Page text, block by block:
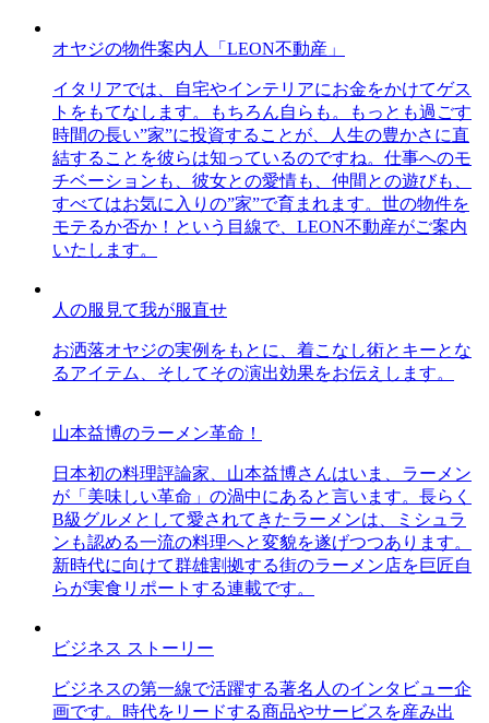
オヤジの物件案内人「LEON不動産」
イタリアでは、自宅やインテリアにお金をかけてゲス
トをもてなします。もちろん自らも。もっとも過ごす
時間の長い”家”に投資することが、人生の豊かさに直
結することを彼らは知っているのですね。仕事へのモ
チベーションも、彼女との愛情も、仲間との遊びも、
すべてはお気に入りの”家”で育まれます。世の物件を
モテるか否か！という目線で、LEON不動産がご案内
いたします。
人の服見て我が服直せ
お洒落オヤジの実例をもとに、着こなし術とキーとな
るアイテム、そしてその演出効果をお伝えします。
山本益博のラーメン革命！
日本初の料理評論家、山本益博さんはいま、ラーメン
が「美味しい革命」の渦中にあると言います。長らく
B級グルメとして愛されてきたラーメンは、ミシュラ
ンも認める一流の料理へと変貌を遂げつつあります。
新時代に向けて群雄割拠する街のラーメン店を巨匠自
らが実食リポートする連載です。
ビジネス ストーリー
ビジネスの第一線で活躍する著名人のインタビュー企
画です。時代をリードする商品やサービスを産み出